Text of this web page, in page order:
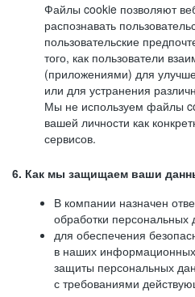
Файлы cookie позволяют
распознавать
пользовательские
того, как пользователи
(приложениями) для
или для устранения
Мы не используем файлы
вашей личности как
сервисов.
6. Как мы защищаем ваши
В компании назначен
обработки персональных
для обеспечения
в наших
защиты персональных
с требованиями